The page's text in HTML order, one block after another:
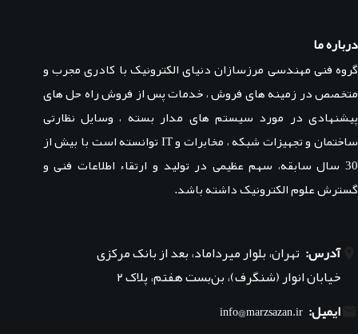
درباره ما
گروه فنی مهندسی مرزسازان دنیای الکترونیک با کادری مجرب و
متخصص در زمینه های فروش ، خدمات پس از فروش راه حل های
پیشنهادی در مورد سیستم های مدار بسته ، وسایل نظارتی
ساختمان و تجهیزات شبکه ، مخابرات و IT توانسته است با بیش از
30 سال سابقه، سهم عظیمی در تولید و ارتقاء اطلاعات فنی و
گسترش علوم الکترونیک داشته باشد.
آدرس: تهران، بلوار میرداماد، بعد از بانک مرکزی
خیابان انوار (شنگرف)، بن‌بست هفتم، پلاک ۲
ایمیل: info@marzsazan.ir